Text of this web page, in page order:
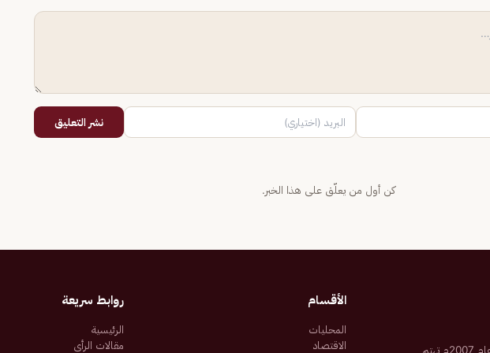
نشر التعليق
كن أول من يعلّق على هذا الخبر.
صحيفة إلكترونية سعودية تم تأسيسها عام 2007م تهتم
الأقسام
المحليات
الاقتصاد
روابط سريعة
الرئيسية
مقالات الرأي